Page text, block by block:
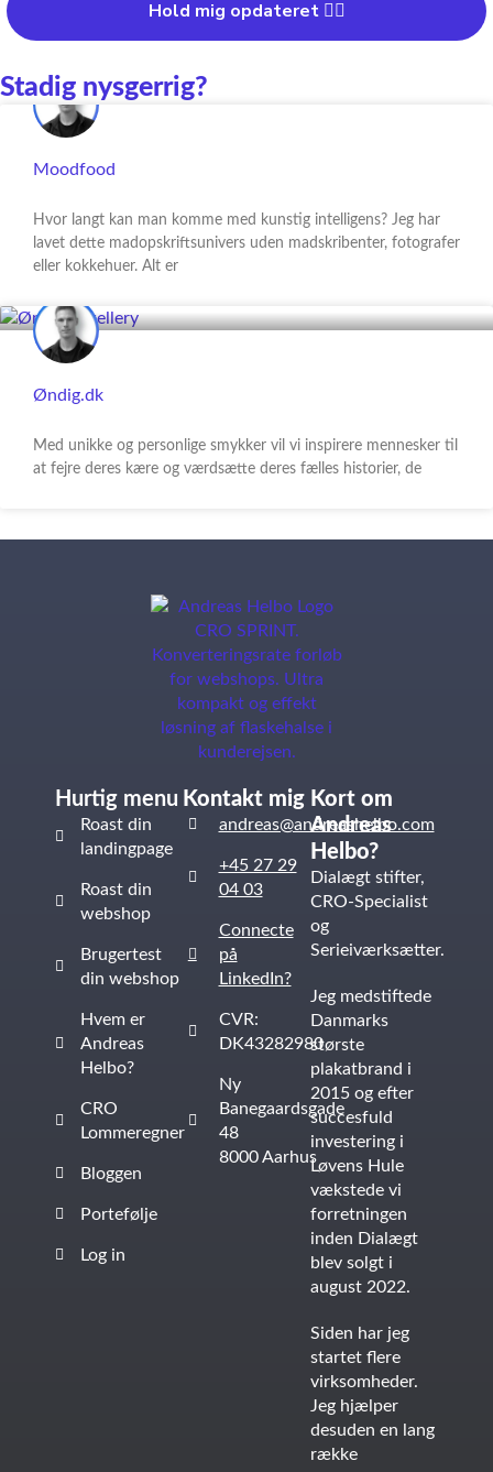
Hold mig opdateret 👍🏼
Stadig nysgerrig?
Moodfood
Hvor langt kan man komme med kunstig intelligens? Jeg har
lavet dette madopskriftsunivers uden madskribenter, fotografer
eller kokkehuer. Alt er
Øndig.dk
Med unikke og personlige smykker vil vi inspirere mennesker til
at fejre deres kære og værdsætte deres fælles historier, de
Hurtig menu
Roast din
landingpage
Roast din
webshop
Brugertest
din webshop
Hvem er
Andreas
Helbo?
CRO
Lommeregner
Bloggen
Portefølje
Log in
Kort om
Andreas
Helbo?
Dialægt stifter,
CRO-Specialist
og
Serieiværksætter.
Jeg medstiftede
Danmarks
største
plakatbrand i
2015 og efter
succesfuld
investering i
Løvens Hule
vækstede vi
forretningen
inden Dialægt
blev solgt i
august 2022.
Siden har jeg
startet flere
virksomheder.
Jeg hjælper
desuden en lang
række
Kontakt mig
andreas@andreashelbo.com
+45 27 29
04 03
Connecte
på
LinkedIn?
CVR:
DK43282980
Ny
Banegaardsgade
48
8000 Aarhus